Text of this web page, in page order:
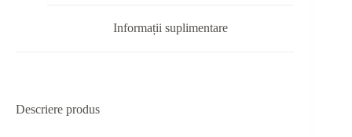
Informații suplimentare
Descriere produs